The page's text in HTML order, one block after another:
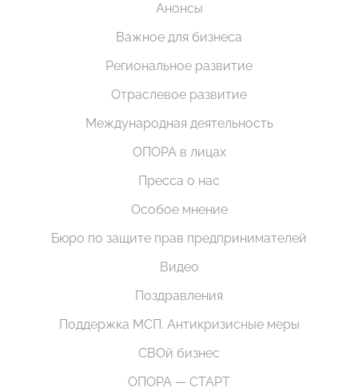
Анонсы
Важное для бизнеса
Региональное развитие
Отраслевое развитие
Международная деятельность
ОПОРА в лицах
Пресса о нас
Особое мнение
Бюро по защите прав предпринимателей
Видео
Поздравления
Поддержка МСП. Антикризисные меры
СВОй бизнес
ОПОРА — СТАРТ